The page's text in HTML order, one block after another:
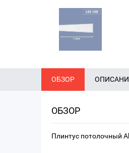
ОБЗОР
ОБЗОР
Плинтус потолочный